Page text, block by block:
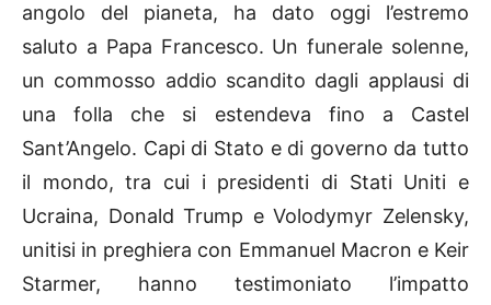
angolo del pianeta, ha dato oggi l’estremo
saluto a Papa Francesco. Un funerale solenne,
un commosso addio scandito dagli applausi di
una folla che si estendeva fino a Castel
Sant’Angelo. Capi di Stato e di governo da tutto
il mondo, tra cui i presidenti di Stati Uniti e
Ucraina, Donald Trump e Volodymyr Zelensky,
unitisi in preghiera con Emmanuel Macron e Keir
Starmer, hanno testimoniato l’impatto